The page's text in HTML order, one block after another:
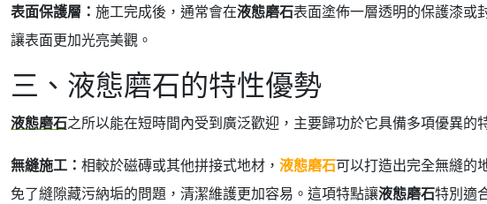
表面保護層： 施工完成後，通常會在液態磨石表面塗佈一層透明的保護漆或
讓表面更加光亮美觀。
三、液態磨石的特性優勢
液態磨石之所以能在短時間內受到廣泛歡迎，主要歸功於它具備多項優異的
無縫施工： 相較於磁磚或其他拼接式地材， 液態磨石可以打造出完全無縫的
免了縫隙藏污納垢的問題，清潔維護更加容易。這項特點讓液態磨石特別適